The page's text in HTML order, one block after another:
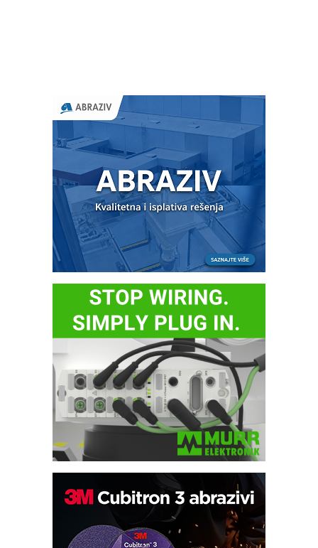
IB BLUMENAUER - više od 40 godina
poverenja u industriji
COMBYPACK